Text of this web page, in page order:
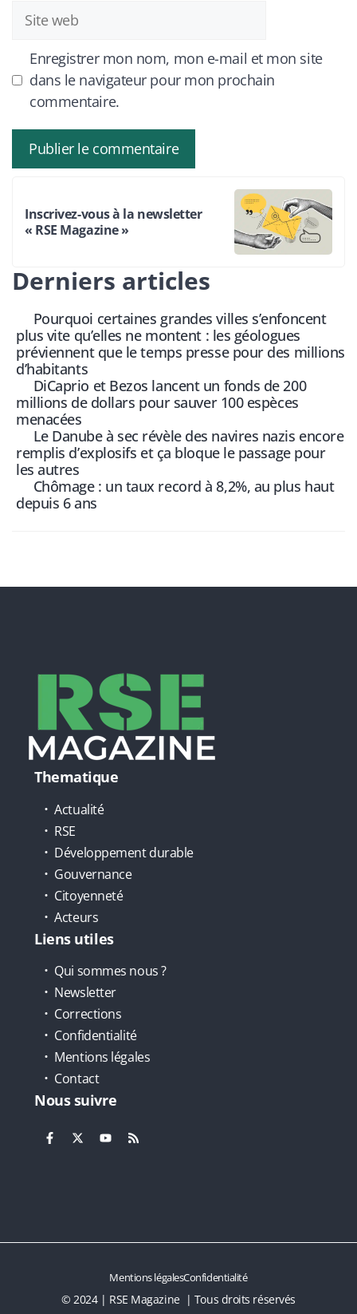
Site
web
Enregistrer mon nom, mon e-mail et mon site
dans le navigateur pour mon prochain
commentaire.
Inscrivez-vous à la newsletter
« RSE Magazine »
Derniers articles
Pourquoi certaines grandes villes s’enfoncent
plus vite qu’elles ne montent : les géologues
préviennent que le temps presse pour des millions
d’habitants
DiCaprio et Bezos lancent un fonds de 200
millions de dollars pour sauver 100 espèces
menacées
Le Danube à sec révèle des navires nazis encore
remplis d’explosifs et ça bloque le passage pour
les autres
Chômage : un taux record à 8,2%, au plus haut
depuis 6 ans
Thematique
Actualité
RSE
Développement durable
Gouvernance
Citoyenneté
Acteurs
Liens utiles
Qui sommes nous ?
Newsletter
Corrections
Confidentialité
Mentions légales
Contact
Nous suivre
© 2024 | RSE Magazine | Tous droits réservés
Mentions légalesConfidentialité